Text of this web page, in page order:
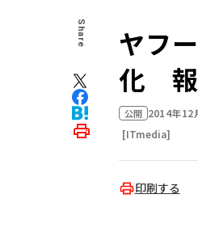
Share
ヤフ
化 報
公開 2014年12
[ITmedia]
印刷する